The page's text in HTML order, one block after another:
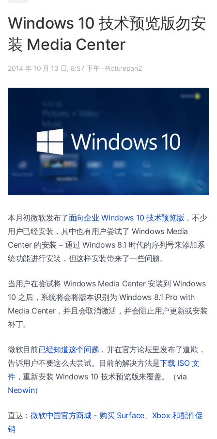
Windows 10 技术预览版勿安
装 Media Center
2014 年 10 月 13 日, 8:57 下午 · Picturepan2
本月初微软发布了面向企业 Windows 10 技术预览版 ，不少
用户已经安装，其中也有用户尝试了 Windows Media
Center 的安装 – 通过 Windows 8.1 时代的序列号来添加系
统功能进行安装，但这样安装带来了一些问题。
当用户在尝试将 Windows Media Center 安装到 Windows
10 之后，系统将会将版本识别为 Windows 8.1 Pro with
Media Center，并且会取消激活，并会阻止用户更新或安装
补丁。
微软目前已经知道这个问题 ，并在官方论坛里发布了道歉，
告诉用户不要这么去尝试。目前的解决方法是下载 ISO 文
件，重新安装 Windows 10 技术预览版来覆盖。（via
Neowin）
直达：微软中国官方商城 - 购买 Surface、Xbox 和配件促
销